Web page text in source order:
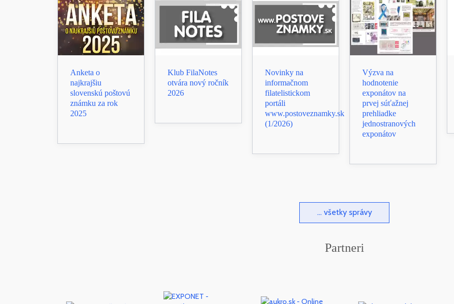
Anketa o
najkrajšiu
slovenskú poštovú
známku za rok
2025
Klub FilaNotes
otvára nový ročník
2026
Novinky na
informačnom
filatelistickom
portáli
www.postoveznamky.sk
(1/2026)
Výzva na
hodnotenie
exponátov na
prvej súťažnej
prehliadke
jednostranových
exponátov
... všetky správy
Partneri